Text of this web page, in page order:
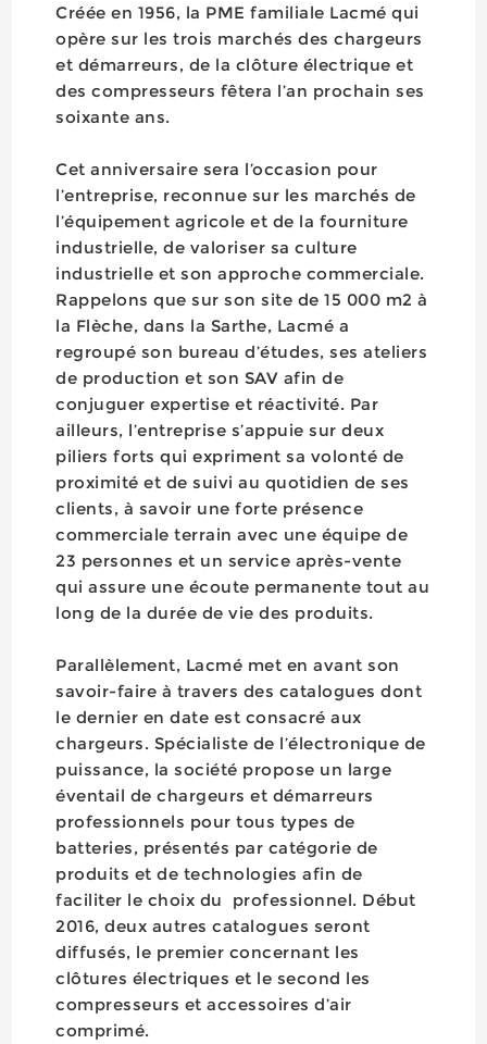
Créée en 1956, la PME familiale Lacmé qui
opère sur les trois marchés des chargeurs
et démarreurs, de la clôture électrique et
des compresseurs fêtera l’an prochain ses
soixante ans.
Cet anniversaire sera l’occasion pour
l’entreprise, reconnue sur les marchés de
l’équipement agricole et de la fourniture
industrielle, de valoriser sa culture
industrielle et son approche commerciale.
Rappelons que sur son site de 15 000 m2 à
la Flèche, dans la Sarthe, Lacmé a
regroupé son bureau d’études, ses ateliers
de production et son SAV afin de
conjuguer expertise et réactivité. Par
ailleurs, l’entreprise s’appuie sur deux
piliers forts qui expriment sa volonté de
proximité et de suivi au quotidien de ses
clients, à savoir une forte présence
commerciale terrain avec une équipe de
23 personnes et un service après-vente
qui assure une écoute permanente tout au
long de la durée de vie des produits.
Parallèlement, Lacmé met en avant son
savoir-faire à travers des catalogues dont
le dernier en date est consacré aux
chargeurs. Spécialiste de l’électronique de
puissance, la société propose un large
éventail de chargeurs et démarreurs
professionnels pour tous types de
batteries, présentés par catégorie de
produits et de technologies afin de
faciliter le choix du professionnel. Début
2016, deux autres catalogues seront
diffusés, le premier concernant les
clôtures électriques et le second les
compresseurs et accessoires d’air
comprimé.